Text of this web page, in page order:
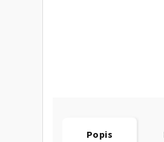
Popis